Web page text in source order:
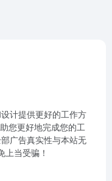
计提供更好的工作方
您更好地完成您的工
广告真实性与本站无
上当受骗！